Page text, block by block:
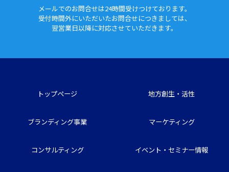
メールでのお問合せは24時間受けつけております。
受付時間外にいただいたお問合せにつきましては、
翌営業日以降に対応させていただきます。
トップページ 地方創生・活性
ブランディング事業 マーケティング
コンサルティング イベント・セミナー情報